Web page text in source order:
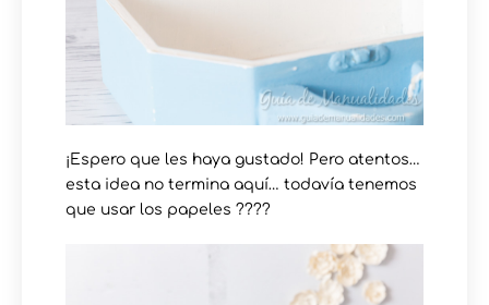
¡Espero que les haya gustado! Pero atentos…
esta idea no termina aquí… todavía tenemos
que usar los papeles ????